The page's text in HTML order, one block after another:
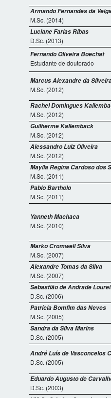
Armando Fernandes da
M.Sc. (2014)
Luciane Farias Ribas
D.Sc. (2013)
Fernando Oliveira Boechat
Estudante de doutorado
Marcus Alexandre da
M.Sc. (2012)
Rachel Domingues
M.Sc. (2012)
Guilherme Kallemback
M.Sc. (2012)
Alessandro Luiz Oliveira
M.Sc. (2012)
Maylla Regina Cardoso dos
M.Sc. (2011)
Pablo Bartholo
M.Sc. (2011)
Yanneth Machaca
M.Sc. (2010)
Marko Cromwell Silva
M.Sc. (2007)
Alexandre Tomas da Silva
M.Sc. (2007)
Sebastião de Andrade
D.Sc. (2006)
Patrícia Bomfim das Neves
M.Sc. (2005)
Sandra da Silva Marins
D.Sc. (2005)
André Luís de Vasconcelos
D.Sc. (2005)
Eduardo Augusto de
D.Sc. (2003)